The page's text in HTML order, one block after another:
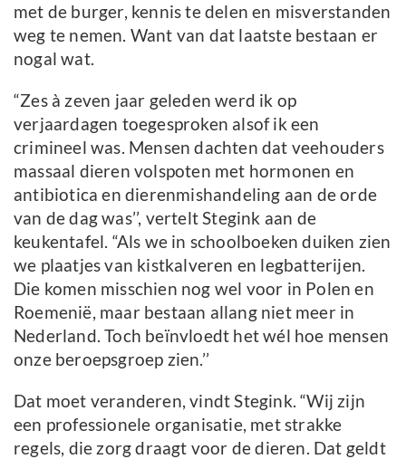
met de burger, kennis te delen en misverstanden
weg te nemen. Want van dat laatste bestaan er
nogal wat.
“Zes à zeven jaar geleden werd ik op
verjaardagen toegesproken alsof ik een
crimineel was. Mensen dachten dat veehouders
massaal dieren volspoten met hormonen en
antibiotica en dierenmishandeling aan de orde
van de dag was’’, vertelt Stegink aan de
keukentafel. “Als we in schoolboeken duiken zien
we plaatjes van kistkalveren en legbatterijen.
Die komen misschien nog wel voor in Polen en
Roemenië, maar bestaan allang niet meer in
Nederland. Toch beïnvloedt het wél hoe mensen
onze beroepsgroep zien.’’
Dat moet veranderen, vindt Stegink. “Wij zijn
een professionele organisatie, met strakke
regels, die zorg draagt voor de dieren. Dat geldt